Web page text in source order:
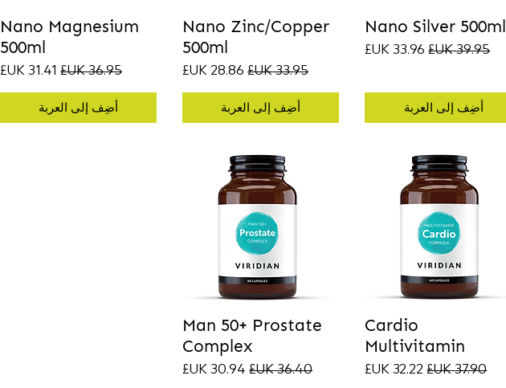
Nano Silver 500ml
سعر عادي‏39.95 UK£ سعر البيع
أضِف إلى العربة
Nano Zinc/Copper
500ml
سعر عادي‏33.95 UK£ سعر البيع
أضِف إلى العربة
Nano Magnesium
500ml
سعر عادي سعر البيع
أضِف إلى العربة
Cardio
Multivitamin
سعر عادي‏37.90 UK£ سعر البيع
Man 50+ Prostate
Complex
سعر عادي‏36.40 UK£ سعر البيع